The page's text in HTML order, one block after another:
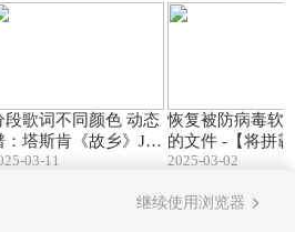
段歌词不同颜色 动态
：塔斯肯《故乡》Ju
【将拼霸】动
03-11
恢复被防病毒软
的文件 -【将拼
态谱制作软件教
2025-03-02
继续使用浏览器